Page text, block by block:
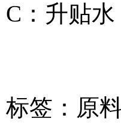
C：升贴
标签： 原